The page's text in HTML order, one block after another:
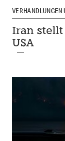
VERHANDLUNGEN
Iran stellt
USA